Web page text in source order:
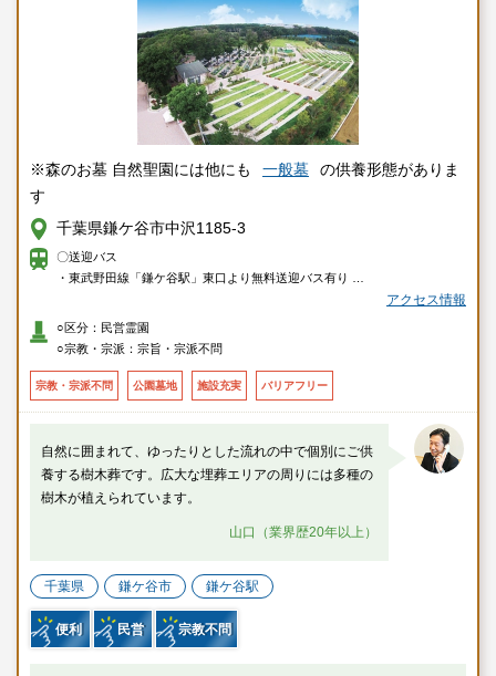
※森のお墓 自然聖園には他にも 一般墓
の供養形態がありま
す
千葉県鎌ケ谷市中沢1185-3
〇送迎バス
・東武野田線「鎌ケ谷駅」東口より無料送迎バス有り
・ＪＲ武蔵野線「市川大野駅」「市川駅」より無料送迎バス有り
・北総線・東武野田線「新鎌ケ谷駅」より無料送迎バス有り（土日祝の
〇車
・東武野田線「鎌ケ谷駅」より車で約5分
・京葉道路「原木インター」より車で約35分
アクセス情報
○区分：民営霊園
○宗教・宗派：宗旨・宗派不問
宗教・宗派不問 公園墓地 施設充実 バリアフリー
自然に囲まれて、ゆったりとした流れの中で個別にご供
養する樹木葬です。広大な埋葬エリアの周りには多種の
樹木が植えられています。
山口（業界歴20年以上）
千葉県 鎌ケ谷市 鎌ケ谷駅
便利 民営 宗教不問